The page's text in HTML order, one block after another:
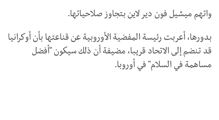
واتهم ميشيل فون دير لاين بتجاوز صلاحياتها.
بدورها، أعربت رئيسة المفضية الأوروبية عن قناعتها بأن أوكرانيا
قد تنضم إلى الاتحاد قريبا، مضيفة أن ذلك سيكون "أفضل
مساهمة في السلام" في أوروبا.